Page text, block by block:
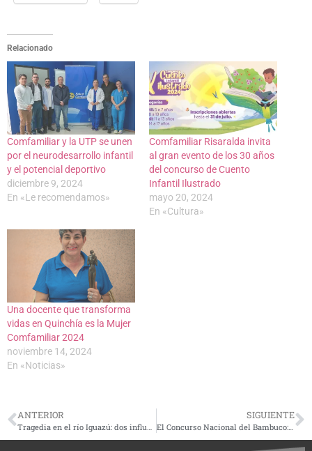
Relacionado
Comfamiliar y la UTP se unen
por el neurodesarrollo infantil
y el potencial deportivo
diciembre 9, 2024
En «Le recomendamos»
Comfamiliar Risaralda invita
al gran evento de los 30 años
del concurso de Cuento
Infantil Ilustrado
mayo 20, 2024
En «Cultura»
Una docente que transforma
vidas en Quinchía es la Mujer
Comfamiliar 2024
noviembre 14, 2024
En «Noticias»
ANTERIOR SIGUIENTE
El Concurso Nacional del Bambuco: el ‘aire nacional’ está más vivo que nunca